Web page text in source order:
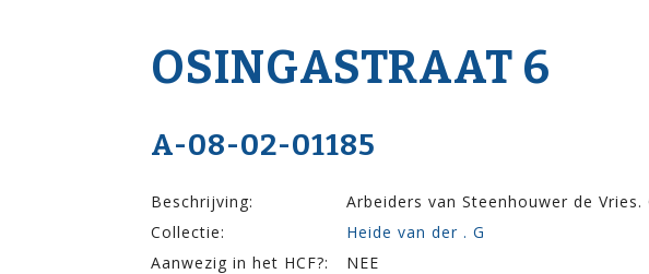
OSINGA­STRAAT 6
A-08-02-01185
Beschrijving:
Arbeiders van Steenhouwer de
Collectie:
Heide van der . G
Aanwezig in het HCF?:
NEE